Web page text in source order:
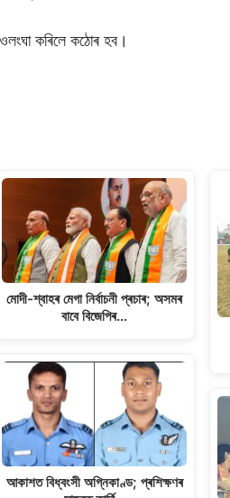
কৰিলে কঠোৰ হব।
মোদী-শ্বাহৰ মেগা নিৰ্বাচনী প্ৰচাৰ; অসমৰ
বাবে বিজেপিৰ…
আকাশত বিধ্বংসী অগ্নিকাণ্ড; প্ৰশিক্ষণৰ